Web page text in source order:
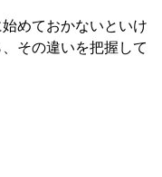
めておかないといけ
その違いを把握して